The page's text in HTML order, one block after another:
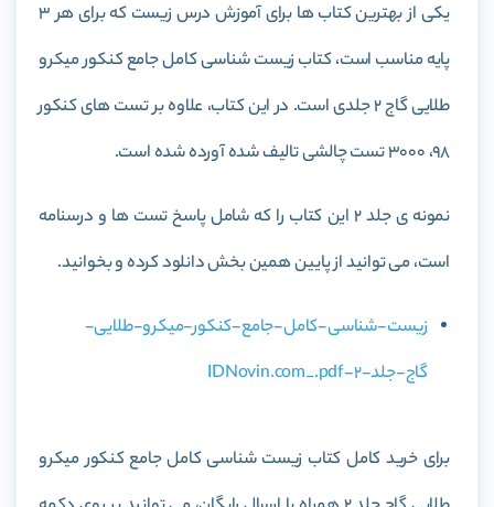
یکی از بهترین کتاب ها برای آموزش درس زیست که برای هر 3
پایه مناسب است، کتاب زیست شناسی کامل جامع کنکور میکرو
طلایی گاج 2 جلدی
است. در این کتاب، علاوه بر تست های کنکور
98، 3000 تست چالشی تالیف شده آورده شده است.
نمونه ی جلد 2 این کتاب را که شامل پاسخ تست ها و درسنامه
است، می توانید از پایین همین بخش دانلود کرده و بخوانید.
زیست-شناسی-کامل-جامع-کنکور-میکرو-طلایی-
گاج-جلد-2-IDNovin.com_.pdf
برای خرید کامل کتاب زیست شناسی کامل جامع کنکور میکرو